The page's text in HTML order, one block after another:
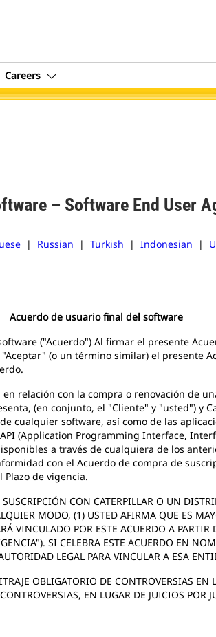
Careers
– Software End User
| Russian | Turkish | Indonesian |
Acuerdo de usuario final del software
("Acuerdo") Al firmar el presente
(o un término similar) el presente
relación con la compra o renovación de
(en conjunto, el "Cliente" y "usted") y
cualquier software, así como de las
(Application Programming Interface,
a través de cualquiera de los
con el Acuerdo de compra de
de vigencia.
CON CATERPILLAR O UN
MODO, (1) USTED AFIRMA QUE ES
VINCULADO POR ESTE ACUERDO A
SI CELEBRA ESTE ACUERDO EN
LEGAL PARA VINCULAR A ESA
OBLIGATORIO DE CONTROVERSIAS
EN LUGAR DE JUICIOS POR